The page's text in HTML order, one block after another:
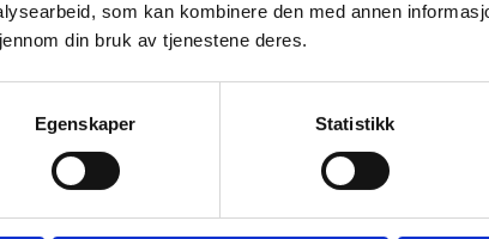
som kan kombinere den med annen
din bruk av tjenestene deres.
Egenskaper Statistikk